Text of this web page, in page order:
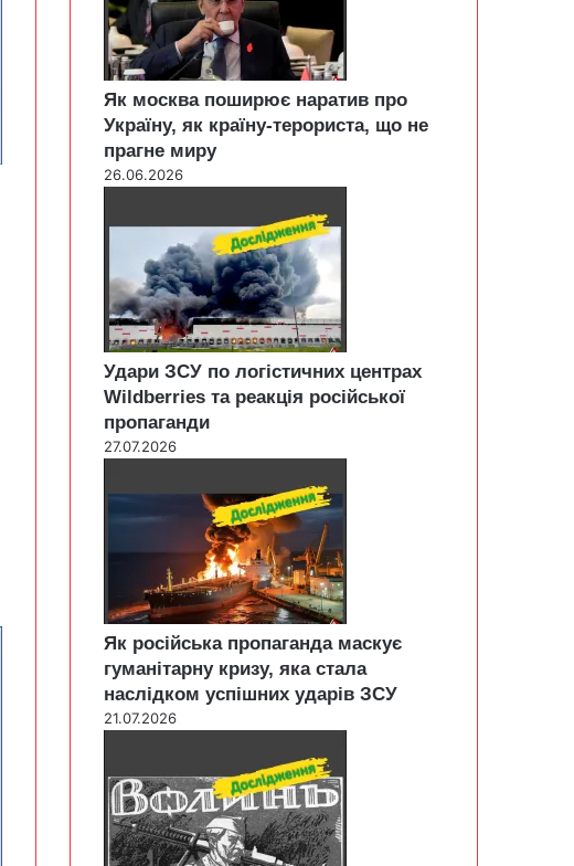
Як москва поширює наратив про
Україну, як країну-терориста, що не
прагне миру
26.06.2026
Удари ЗСУ по логістичних центрах
Wildberries та реакція російської
пропаганди
27.07.2026
Як російська пропаганда маскує
гуманітарну кризу, яка стала
наслідком успішних ударів ЗСУ
21.07.2026